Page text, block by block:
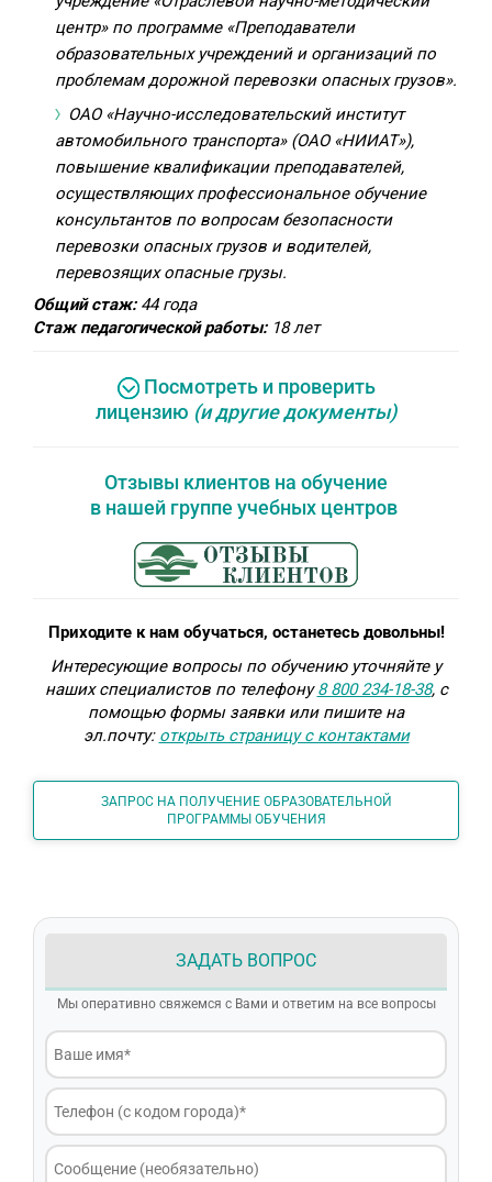
центр» по программе «Преподаватели
образовательных учреждений и организаций по
проблемам дорожной перевозки опасных грузов».
ОАО «Научно-исследовательский институт
автомобильного транспорта» (ОАО «НИИАТ»),
повышение квалификации преподавателей,
осуществляющих профессиональное обучение
консультантов по вопросам безопасности
перевозки опасных грузов и водителей,
перевозящих опасные грузы.
Общий стаж:44 года
Стаж педагогической работы:18 лет
Посмотреть и проверить
лицензию (и другие документы)
Отзывы клиентов на обучение
в нашей группе учебных центров
Приходите к нам обучаться, останетесь довольны!
Интересующие вопросы по обучению уточняйте у
наших специалистов по телефону8 800 234-18-38, с
помощью формы заявки или пишите на
эл.почту: открыть страницу с контактами
ЗАПРОС НА ПОЛУЧЕНИЕ ОБРАЗОВАТЕЛЬНОЙ
ПРОГРАММЫ ОБУЧЕНИЯ
ЗАДАТЬ ВОПРОС
Мы оперативно свяжемся с Вами и ответим на все вопросы